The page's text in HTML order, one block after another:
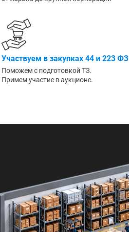
Участвуем в закупках 44 и 223 ФЗ
Поможем с подготовкой ТЗ.
Примем участие в аукционе.